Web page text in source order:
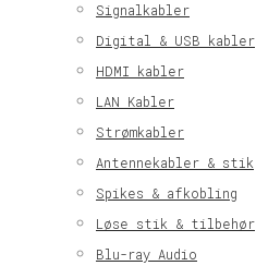
Signalkabler
Digital & USB kabler
HDMI kabler
LAN Kabler
Strømkabler
Antennekabler & stik
Spikes & afkobling
Løse stik & tilbehør
Blu-ray Audio